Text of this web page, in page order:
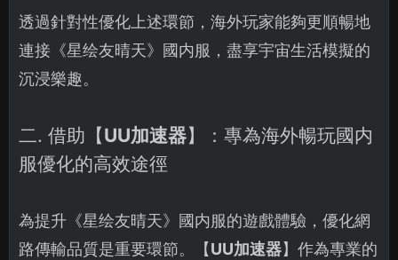
透過針對性優化上述環節，海外玩家能夠更順暢地
連接《星绘友晴天》國内服，盡享宇宙生活模擬的
沉浸樂趣。
二. 借助【UU加速器】：專為海外暢玩國内
服優化的高效途徑
為提升《星绘友晴天》國内服的遊戲體驗，優化網
路傳輸品質是重要環節。【UU加速器】作為專業的